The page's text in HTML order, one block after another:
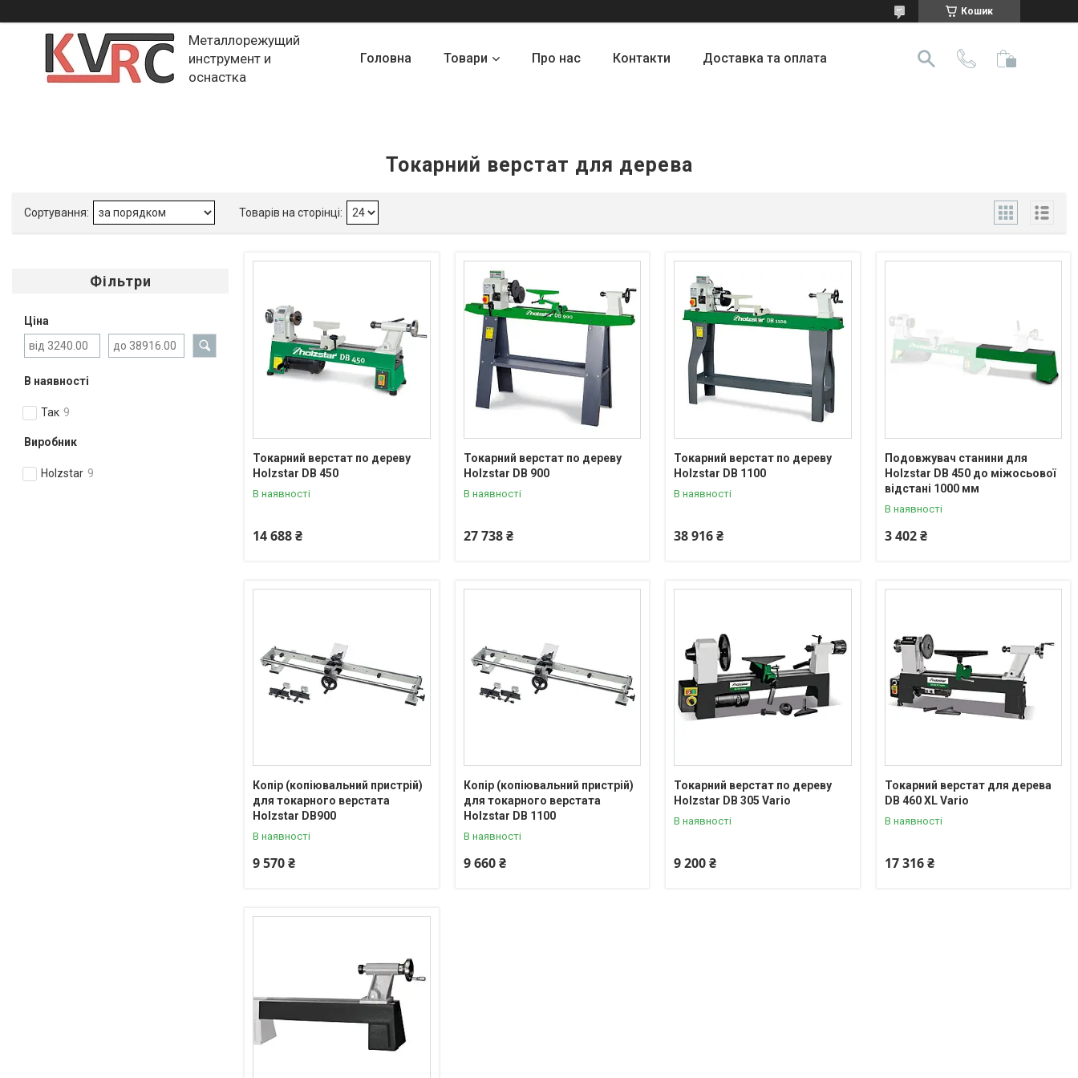
Кошик
Металлорежущий
инструмент и
оснастка
Головна Товари Про нас Контакти Доставка та оплата
Токарний верстат для дерева
Фільтри
Ціна
В наявності
Так 9
Виробник
Holzstar 9
Токарний верстат по дереву
Holzstar DB 450
В наявності
14 688 ₴
Токарний верстат по дереву
Holzstar DB 900
В наявності
27 738 ₴
Токарний верстат по дереву
Holzstar DB 1100
В наявності
38 916 ₴
Подовжувач станини для
Holzstar DB 450 до міжосьової
відстані 1000 мм
В наявності
3 402 ₴
Копір (копіювальний пристрій)
для токарного верстата
Holzstar DB900
В наявності
9 570 ₴
Копір (копіювальний пристрій)
для токарного верстата
Holzstar DB 1100
В наявності
9 660 ₴
Токарний верстат по дереву
Holzstar DB 305 Vario
В наявності
9 200 ₴
Токарний верстат для дерева
DB 460 XL Vario
В наявності
17 316 ₴